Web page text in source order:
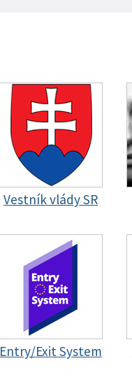
Vestník vlády SR
Entry/Exit System